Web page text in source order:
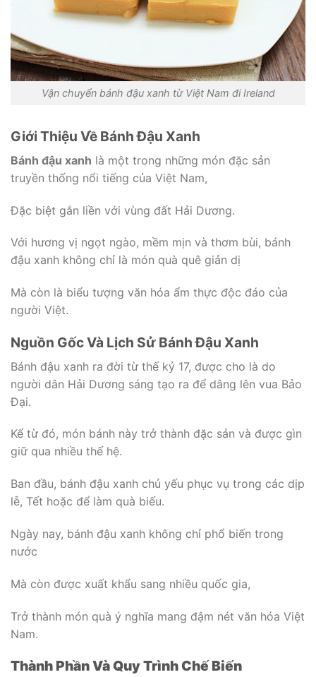
Vận chuyển bánh đậu xanh từ Việt Nam đi Ireland
Giới Thiệu Về Bánh Đậu Xanh
Bánh đậu xanh là một trong những món đặc sản
truyền thống nổi tiếng của Việt Nam,
Đặc biệt gắn liền với vùng đất Hải Dương.
Với hương vị ngọt ngào, mềm mịn và thơm bùi, bánh
đậu xanh không chỉ là món quà quê giản dị
Mà còn là biểu tượng văn hóa ẩm thực độc đáo của
người Việt.
Nguồn Gốc Và Lịch Sử Bánh Đậu Xanh
Bánh đậu xanh ra đời từ thế kỷ 17, được cho là do
người dân Hải Dương sáng tạo ra để dâng lên vua Bảo
Đại.
Kể từ đó, món bánh này trở thành đặc sản và được gìn
giữ qua nhiều thế hệ.
Ban đầu, bánh đậu xanh chủ yếu phục vụ trong các dịp
lễ, Tết hoặc để làm quà biếu.
Ngày nay, bánh đậu xanh không chỉ phổ biến trong
nước
Mà còn được xuất khẩu sang nhiều quốc gia,
Trở thành món quà ý nghĩa mang đậm nét văn hóa Việt
Nam.
Thành Phần Và Quy Trình Chế Biến